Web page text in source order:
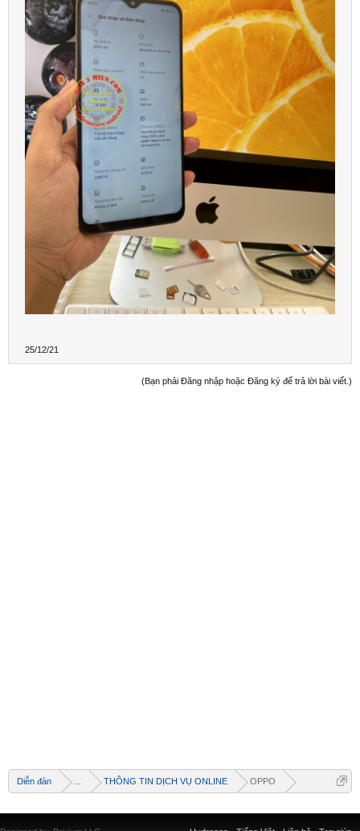
+ Chúng tôi có tất cả các dịch vụ Online từ xa
qua Teamview - Active box , Dongle , Rom Test
mềm miễn phí
25/12/21
(Bạn phải Đăng nhập hoặc Đăng ký để trả lời bài viết.)
Diễn đàn THÔNG TIN DỊCH VỤ ONLINE OPPO